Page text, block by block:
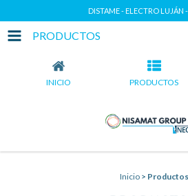
DISTAME - ELECTRO LUJÁN
PRODUCTOS
INICIO PRODUCTOS
Inicio > Productos